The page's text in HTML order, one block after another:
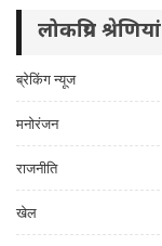
लोकप्रिय श्रेणियां
ब्रेकिंग न्यूज
मनोरंजन
राजनीति
खेल